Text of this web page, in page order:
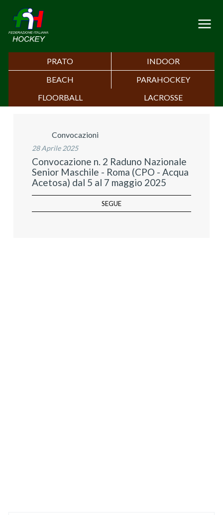
PRATO
INDOOR
BEACH
PARAHOCKEY
FLOORBALL
LACROSSE
Convocazioni
28 Aprile 2025
Convocazione n. 2 Raduno Nazionale
Senior Maschile - Roma (CPO - Acqua
Acetosa) dal 5 al 7 maggio 2025
SEGUE